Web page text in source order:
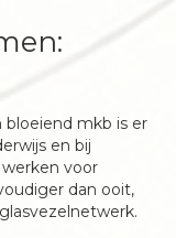
bloeiend mkb is er
en bij
voor
dan ooit,